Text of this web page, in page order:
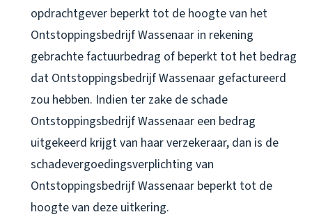
opdrachtgever beperkt tot de hoogte van het
Ontstoppingsbedrijf Wassenaar in rekening
gebrachte factuurbedrag of beperkt tot het bedrag
dat Ontstoppingsbedrijf Wassenaar gefactureerd
zou hebben. Indien ter zake de schade
Ontstoppingsbedrijf Wassenaar een bedrag
uitgekeerd krijgt van haar verzekeraar, dan is de
schadevergoedingsverplichting van
Ontstoppingsbedrijf Wassenaar beperkt tot de
hoogte van deze uitkering.